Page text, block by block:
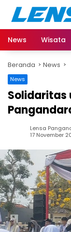
Langsung
konten
News
Wisata
Beranda News
News
Solidaritas
Lensa
17 November